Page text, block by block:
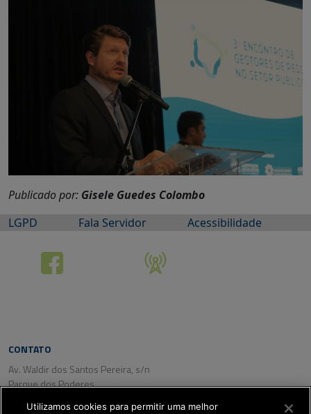
Publicado por: Gisele Guedes Colombo
LGPD
Fala Servidor Acessibilidade
CONTATO
Av. Waldir dos Santos Pereira, s/n
Parque dos Poderes
Utilizamos cookies para permitir uma melhor